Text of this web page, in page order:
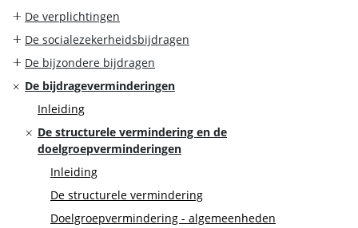
De verplichtingen
De socialezekerheidsbijdragen
De bijzondere bijdragen
De bijdrageverminderingen
Inleiding
De structurele vermindering en de
doelgroepverminderingen
Inleiding
De structurele vermindering
Doelgroepvermindering - algemeenheden